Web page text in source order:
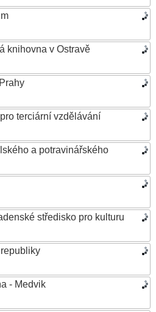
knihovna v Ostravě
terciární vzdělávání
a potravinářského
středisko pro kulturu
- Medvik